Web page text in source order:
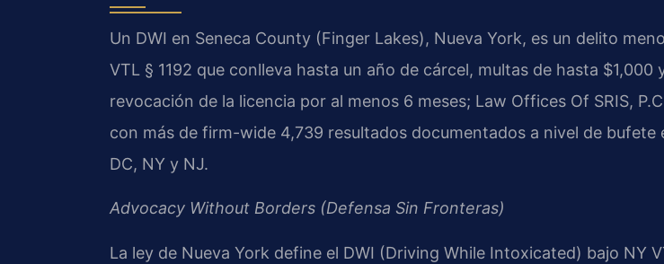
Un DWI en Seneca County (Finger Lakes), Nueva York, es un delito
VTL § 1192 que conlleva hasta un año de cárcel, multas de hasta $1,000
revocación de la licencia por al menos 6 meses; Law Offices Of SRIS,
con más de firm-wide 4,739 resultados documentados a nivel de bufete
DC, NY y NJ.
Advocacy Without Borders (Defensa Sin Fronteras)
La ley de Nueva York define el DWI (Driving While Intoxicated) bajo NY